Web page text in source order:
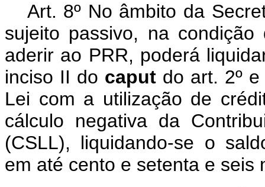
Art. 8º No âmbito da
sujeito passivo, na
aderir ao PRR, poderá
inciso II do caput do art. 2º
Lei com a utilização de
cálculo negativa da
(CSLL), liquidando-se o
em até cento e setenta e